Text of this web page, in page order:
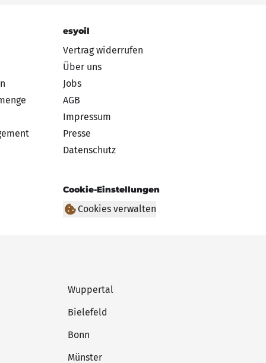
esyoil
Vertrag widerrufen
Über uns
Jobs
AGB
Impressum
Presse
Datenschutz
Cookie-Einstellungen
Cookies verwalten
Wuppertal
Bielefeld
Bonn
Münster